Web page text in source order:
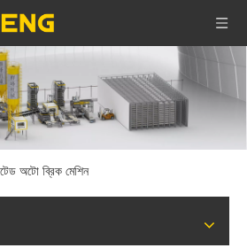
অটো ব্রিক মেশিন